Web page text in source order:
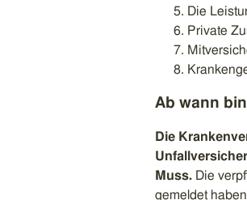
Die
Private
Ab wann
Die
Muss. Die
gemeldet